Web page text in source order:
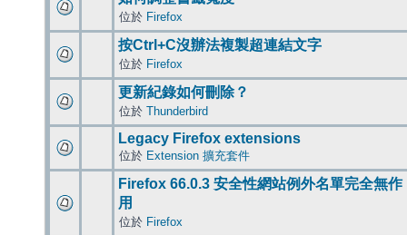
位於 Firefox
按Ctrl+C沒辦法複製超連結文字
位於 Firefox
更新紀錄如何刪除？
位於 Thunderbird
Legacy Firefox extensions
位於 Extension 擴充套件
Firefox 66.0.3 安全性網站例外名單完全無作
用
位於 Firefox